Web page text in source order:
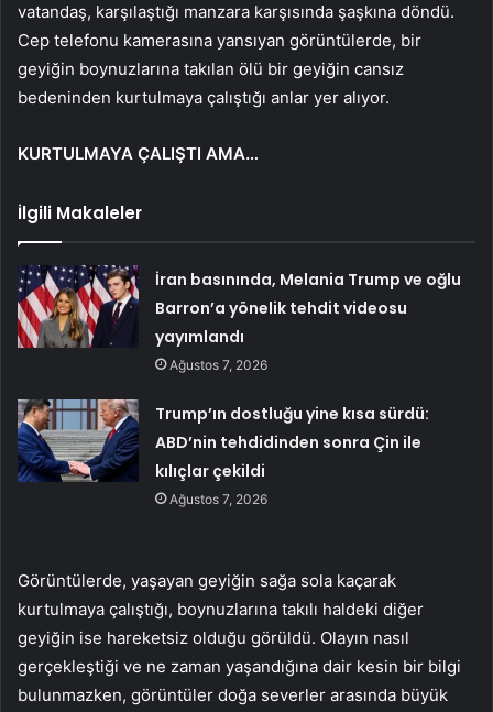
vatandaş, karşılaştığı manzara karşısında şaşkına döndü.
Cep telefonu kamerasına yansıyan görüntülerde, bir
geyiğin boynuzlarına takılan ölü bir geyiğin cansız
bedeninden kurtulmaya çalıştığı anlar yer alıyor.
KURTULMAYA ÇALIŞTI AMA…
İlgili Makaleler
İran basınında, Melania Trump ve oğlu
Barron’a yönelik tehdit videosu
yayımlandı
Ağustos 7, 2026
Trump’ın dostluğu yine kısa sürdü:
ABD’nin tehdidinden sonra Çin ile
kılıçlar çekildi
Ağustos 7, 2026
Görüntülerde, yaşayan geyiğin sağa sola kaçarak
kurtulmaya çalıştığı, boynuzlarına takılı haldeki diğer
geyiğin ise hareketsiz olduğu görüldü. Olayın nasıl
gerçekleştiği ve ne zaman yaşandığına dair kesin bir bilgi
bulunmazken, görüntüler doğa severler arasında büyük